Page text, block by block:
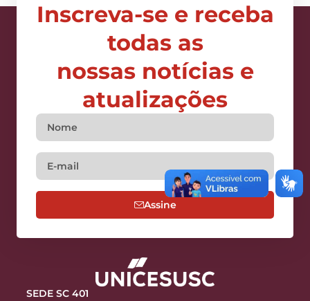
Inscreva-se e receba
todas as
nossas notícias e
atualizações
Assine
SEDE SC 401